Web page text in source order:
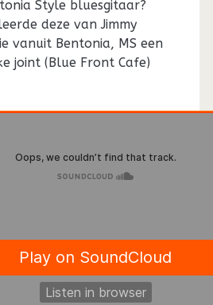
Style bluesgitaar?
deze van Jimmy
vanuit Bentonia, MS een
joint (Blue Front Cafe)